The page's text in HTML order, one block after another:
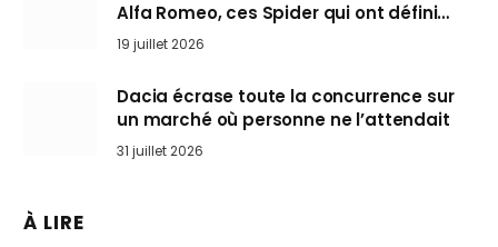
Alfa Romeo, ces Spider qui ont défini
l’art de rouler cheveux au vent
19 juillet 2026
Dacia écrase toute la concurrence sur
un marché où personne ne l’attendait
31 juillet 2026
À LIRE